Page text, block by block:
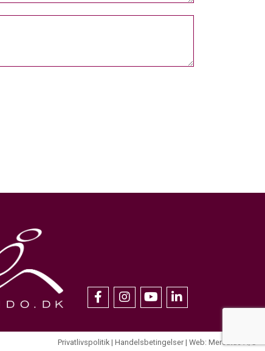
Privatlivspolitik Handelsbetingelser Web: Mercatus A/S